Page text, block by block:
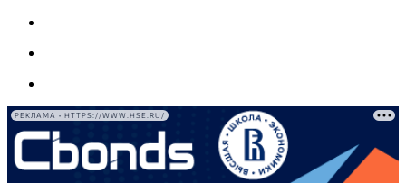
РЕКЛАМА • HTTPS://WWW.HSE.RU/